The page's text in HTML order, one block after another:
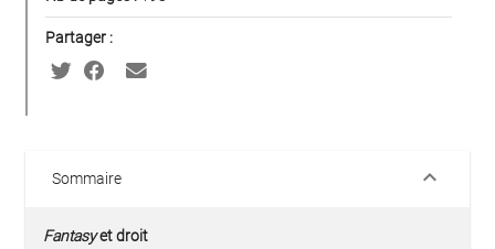
Partager :
Sommaire keyboard_arrow_down
Fantasyet droit